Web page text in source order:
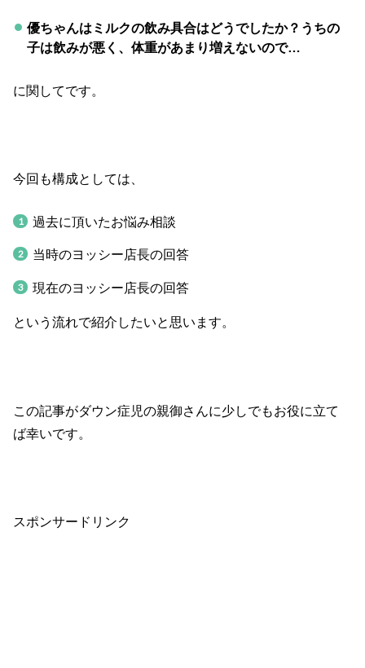
優ちゃんはミルクの飲み具合はどうでしたか？うちの
子は飲みが悪く、体重があまり増えないので…
に関してです。
今回も構成としては、
過去に頂いたお悩み相談
当時のヨッシー店長の回答
現在のヨッシー店長の回答
という流れで紹介したいと思います。
この記事がダウン症児の親御さんに少しでもお役に立て
ば幸いです。
スポンサードリンク